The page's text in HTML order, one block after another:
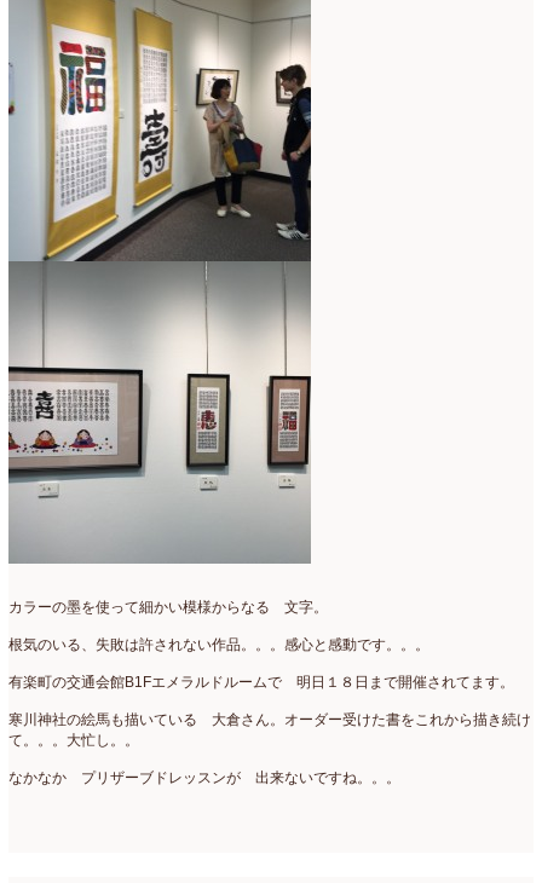
カラーの墨を使って細かい模様からなる 文字。
根気のいる、失敗は許されない作品。。。感心と感動です。。。
有楽町の交通会館B1Fエメラルドルームで 明日１８日まで開催されてます。
寒川神社の絵馬も描いている 大倉さん。オーダー受けた書をこれから描き続け
て。。。大忙し。。
なかなか プリザーブドレッスンが 出来ないですね。。。